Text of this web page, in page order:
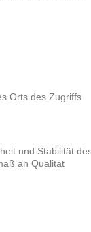
Orts des Zugriffs
und Stabilität
an Qualität